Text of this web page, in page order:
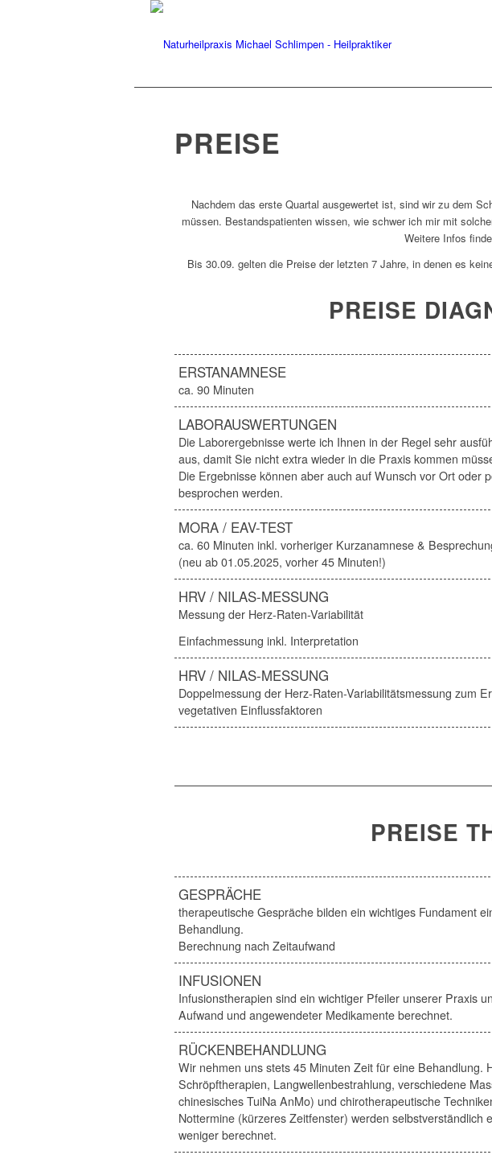
PREISE
Nachdem das erste Quartal ausgewertet ist, sind wir zu dem
müssen. Bestandspatienten wissen, wie schwer ich mir mit
Weitere Infos
Bis 30.09. gelten die Preise der letzten 7 Jahre, in denen es
PREISE
ERSTANAMNESE
ca. 90 Minuten
LABORAUSWERTUNGEN
Die Laborergebnisse werte ich Ihnen in der Regel sehr
aus, damit Sie nicht extra wieder in die Praxis kommen
Die Ergebnisse können aber auch auf Wunsch vor Ort oder
besprochen werden.
MORA / EAV-TEST
ca. 60 Minuten inkl. vorheriger Kurzanamnese &
(neu ab 01.05.2025, vorher 45 Minuten!)
HRV / NILAS-MESSUNG
Messung der Herz-Raten-Variabilität
Einfachmessung inkl. Interpretation
HRV / NILAS-MESSUNG
Doppelmessung der Herz-Raten-Variabilitätsmessung zum
vegetativen Einflussfaktoren
PREISE
GESPRÄCHE
therapeutische Gespräche bilden ein wichtiges Fundament
Behandlung.
Berechnung nach Zeitaufwand
INFUSIONEN
Infusionstherapien sind ein wichtiger Pfeiler unserer Praxis
Aufwand und angewendeter Medikamente berechnet.
RÜCKENBEHANDLUNG
Wir nehmen uns stets 45 Minuten Zeit für eine Behandlung.
Schröpftherapien, Langwellenbestrahlung, verschiedene
chinesisches TuiNa AnMo) und chirotherapeutische
Nottermine (kürzeres Zeitfenster) werden selbstverständlich
weniger berechnet.